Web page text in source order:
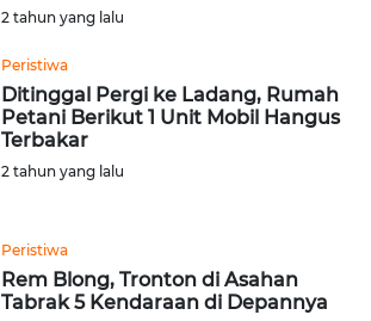
2 tahun yang lalu
Peristiwa
Ditinggal Pergi ke Ladang, Rumah
Petani Berikut 1 Unit Mobil Hangus
Terbakar
2 tahun yang lalu
Peristiwa
Rem Blong, Tronton di Asahan
Tabrak 5 Kendaraan di Depannya